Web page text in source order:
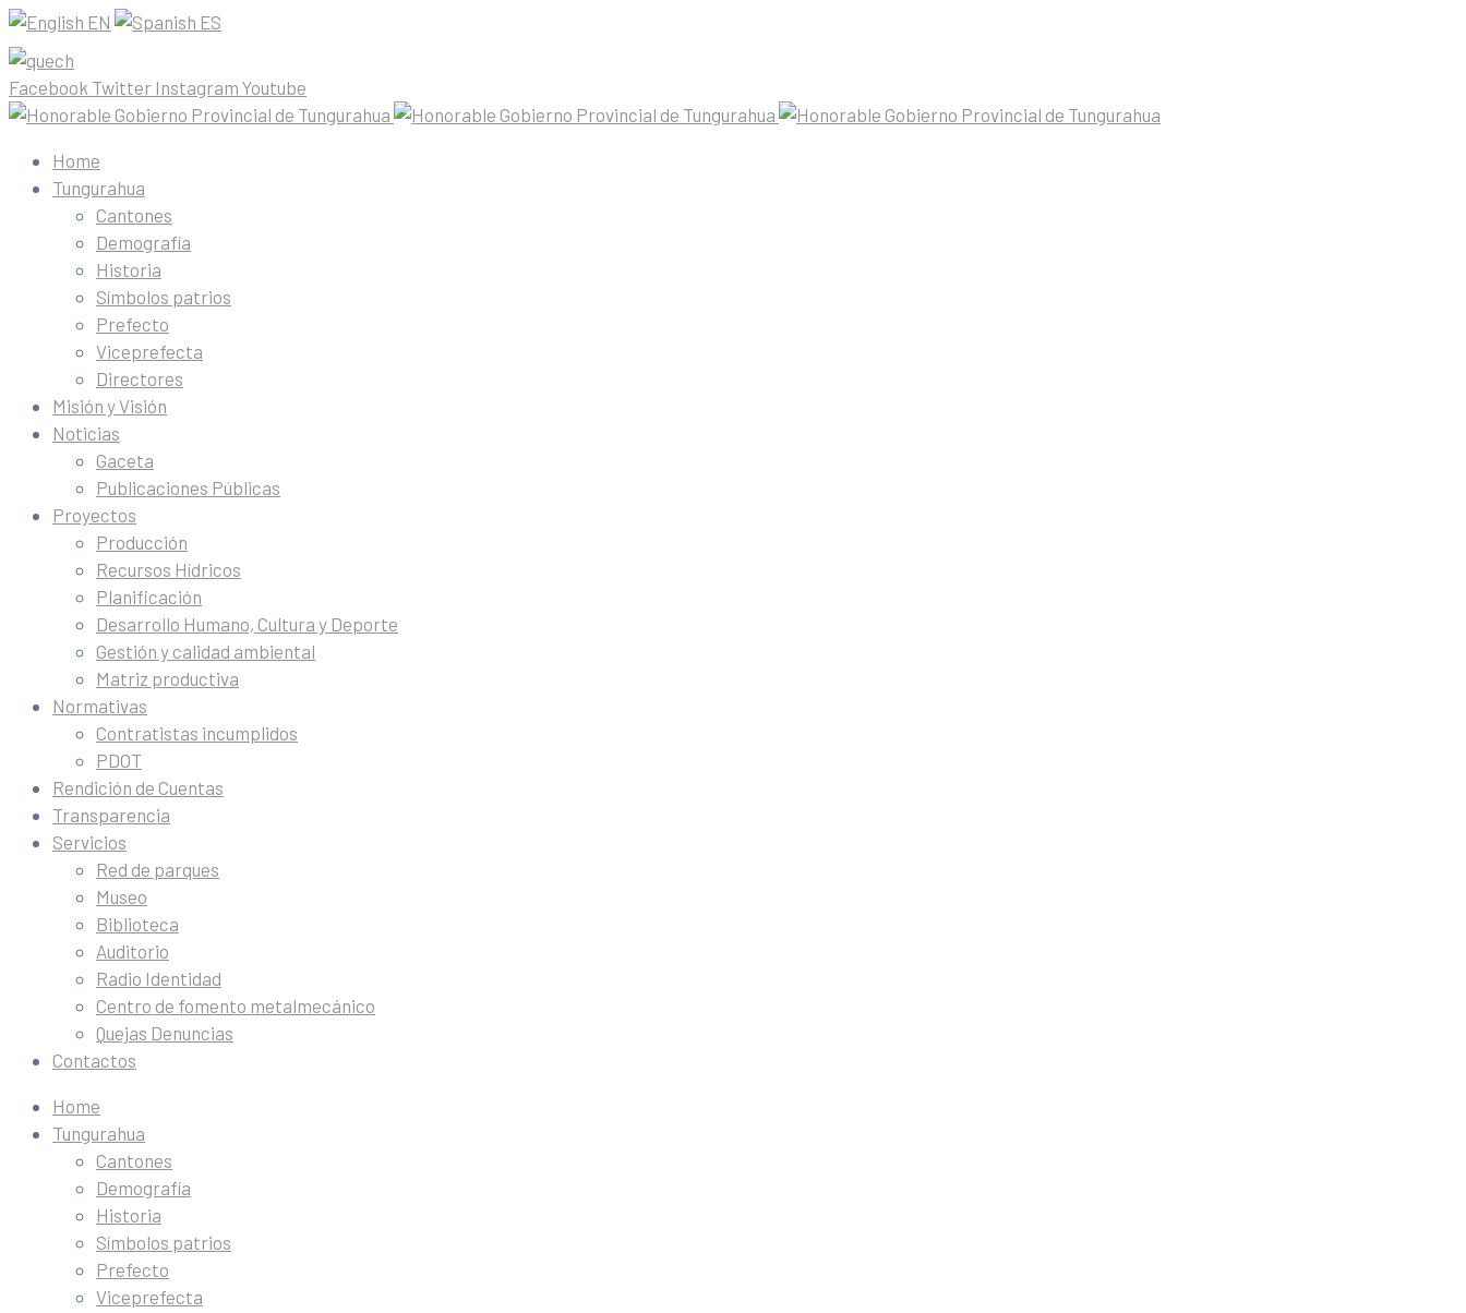
EN ES
Facebook Twitter Instagram Youtube
Home
Tungurahua
Cantones
Demografía
Historia
Símbolos patrios
Prefecto
Viceprefecta
Directores
Misión y Visión
Noticias
Gaceta
Publicaciones Públicas
Proyectos
Producción
Recursos Hídricos
Planificación
Desarrollo Humano, Cultura y Deporte
Gestión y calidad ambiental
Matriz productiva
Normativas
Contratistas incumplidos
PDOT
Rendición de Cuentas
Transparencia
Servicios
Red de parques
Museo
Biblioteca
Auditorio
Radio Identidad
Centro de fomento metalmecánico
Quejas Denuncias
Contactos
Home
Tungurahua
Cantones
Demografía
Historia
Símbolos patrios
Prefecto
Viceprefecta